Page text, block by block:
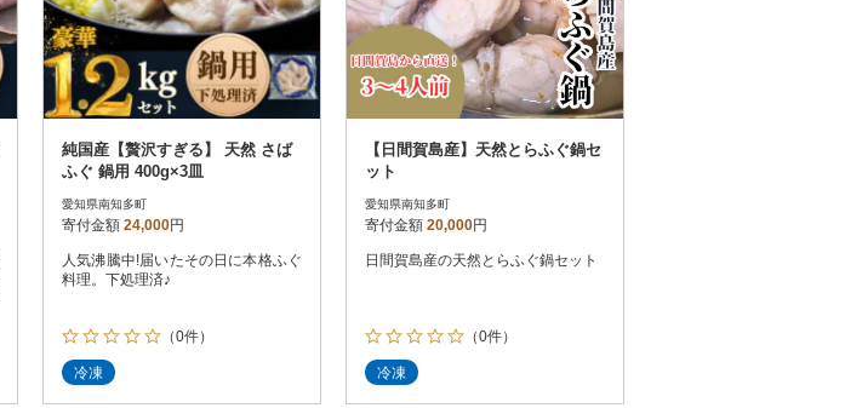
純国産【贅沢すぎる】 天然 さば
ふぐ 鍋用 400g×3皿
愛知県南知多町
寄付金額 24,000円
人気沸騰中!届いたその日に本格ふぐ
料理。下処理済♪
（0件）
冷凍
【日間賀島産】天然とらふぐ鍋セ
ット
愛知県南知多町
寄付金額 20,000円
日間賀島産の天然とらふぐ鍋セット
（0件）
冷凍